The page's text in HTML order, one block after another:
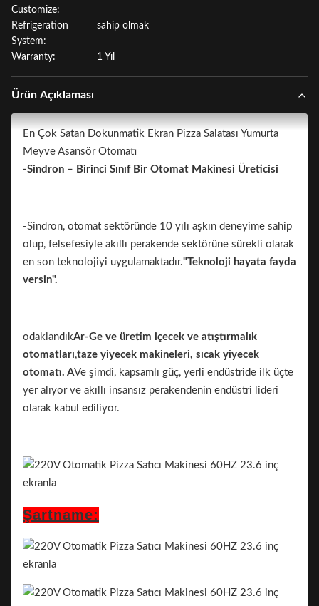
Customize:
Refrigeration
System:
sahip olmak
Warranty: 1 Yıl
Ürün Açıklaması
En Çok Satan Dokunmatik Ekran Pizza Salatası Yumurta
Meyve Asansör Otomatı
-Sindron – Birinci Sınıf Bir Otomat Makinesi Üreticisi
-Sindron, otomat sektöründe 10 yılı aşkın deneyime sahip
olup, felsefesiyle akıllı perakende sektörüne sürekli olarak
en son teknolojiyi uygulamaktadır."Teknoloji hayata fayda
versin".
odaklandıkAr-Ge ve üretim içecek ve atıştırmalık
otomatları,taze yiyecek makineleri, sıcak yiyecek
otomatı. AVe şimdi, kapsamlı güç, yerli endüstride ilk üçte
yer alıyor ve akıllı insansız perakendenin endüstri lideri
olarak kabul ediliyor.
Şartname: